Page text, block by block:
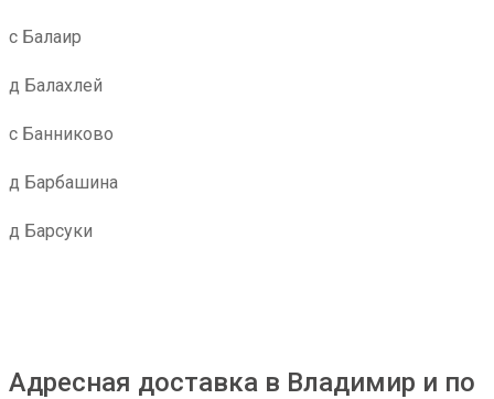
с Балаир
д Балахлей
с Банниково
д Барбашина
д Барсуки
Адресная доставка в Владимир и по